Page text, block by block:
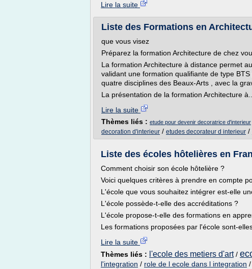
Lire la suite
Liste des Formations en
que vous visez
Préparez la formation Architecture de chez
La formation Architecture à distance permet
validant une formation qualifiante de type
quatre disciplines des Beaux-Arts , avec la
La présentation de la formation Architecture à...
Lire la suite
Thèmes liés : etude pour devenir decoratrice d'interieur
decoration d'interieur / etudes decorateur d interieur /
Liste des écoles hôtelières en
Comment choisir son école hôtelière ?
Voici quelques critères à prendre en compte
L'école que vous souhaitez intégrer est-elle
L'école possède-t-elle des accréditations ?
L'école propose-t-elle des formations en
Les formations proposées par l'école sont-
Lire la suite
Thèmes liés : l'ecole des metiers d'art/
l'integration / role de l ecole dans l integration /